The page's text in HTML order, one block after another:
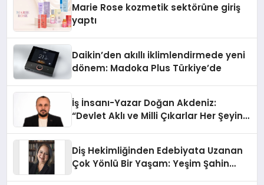
Marie Rose kozmetik sektörüne giriş
yaptı
Daikin’den akıllı iklimlendirmede yeni
dönem: Madoka Plus Türkiye’de
İş İnsanı-Yazar Doğan Akdeniz:
“Devlet Aklı ve Milli Çıkarlar Her Şeyin
Diş Hekimliğinden Edebiyata Uzanan
Çok Yönlü Bir Yaşam: Yeşim Şahin